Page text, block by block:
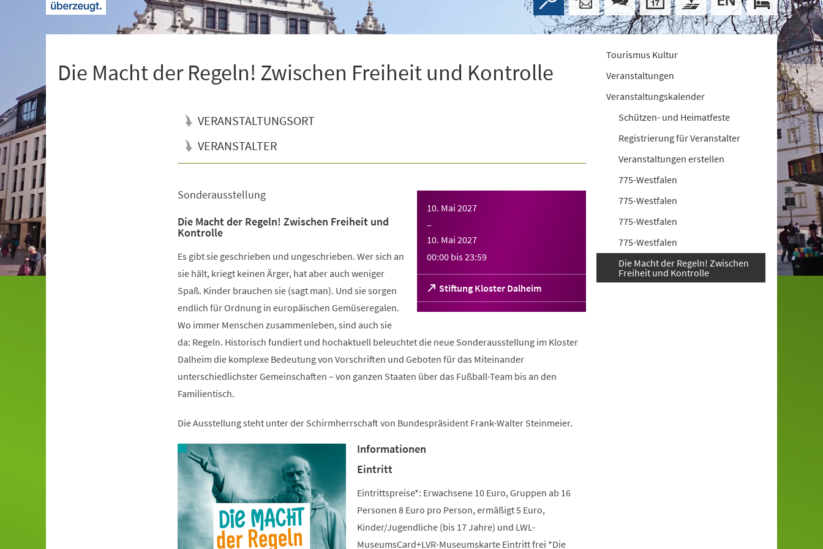
Die Macht der Regeln! Zwischen Freiheit und Kontrolle
VERANSTALTUNGSORT
VERANSTALTER
10. Mai 2027
–
10. Mai 2027
00:00 bis23:59
Stiftung Kloster Dalheim
(Öffnet
in
einem
Sonderausstellung
Die Macht der Regeln! Zwischen Freiheit und
Kontrolle
Es gibt sie geschrieben und ungeschrieben. Wer sich an
sie hält, kriegt keinen Ärger, hat aber auch weniger
Spaß. Kinder brauchen sie (sagt man). Und sie sorgen
endlich für Ordnung in europäischen Gemüseregalen.
Wo immer Menschen zusammenleben, sind auch sie
da: Regeln. Historisch fundiert und hochaktuell beleuchtet die neue Sonderausstellung im Kloster
Dalheim die komplexe Bedeutung von Vorschriften und Geboten für das Miteinander
unterschiedlichster Gemeinschaften – von ganzen Staaten über das Fußball-Team bis an den
Familientisch.
Die Ausstellung steht unter der Schirmherrschaft von Bundespräsident Frank-Walter Steinmeier.
Informationen
Eintritt
Eintrittspreise*: Erwachsene 10 Euro, Gruppen ab 16
Personen 8 Euro pro Person, ermäßigt 5 Euro,
Kinder/Jugendliche (bis 17 Jahre) und LWL-
MuseumsCard+LVR-Museumskarte Eintritt frei *Die
Tourismus Kultur
Veranstaltungen
Veranstaltungskalender
Schützen- und Heimatfeste
Registrierung für Veranstalter
Veranstaltungen erstellen
775-Westfalen
775-Westfalen
775-Westfalen
775-Westfalen
Die Macht der Regeln! Zwischen
Freiheit und Kontrolle